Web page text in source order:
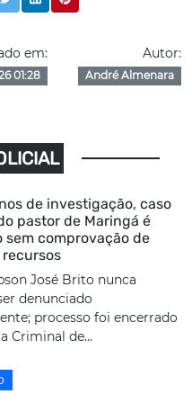
em:
01:28
Autor:
André Almenara
de investigação, caso
pastor de Maringá é
sem comprovação de
José Brito nunca
denunciado
processo foi encerrado
Criminal de...